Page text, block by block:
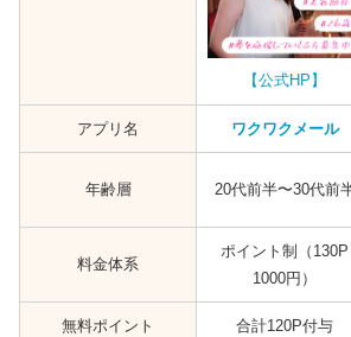
【公式HP】
アプリ名 ワクワクメール
年齢層 20代前半〜30代前
料金体系
ポイント制（130P
1000円）
無料ポイント 合計120P付与